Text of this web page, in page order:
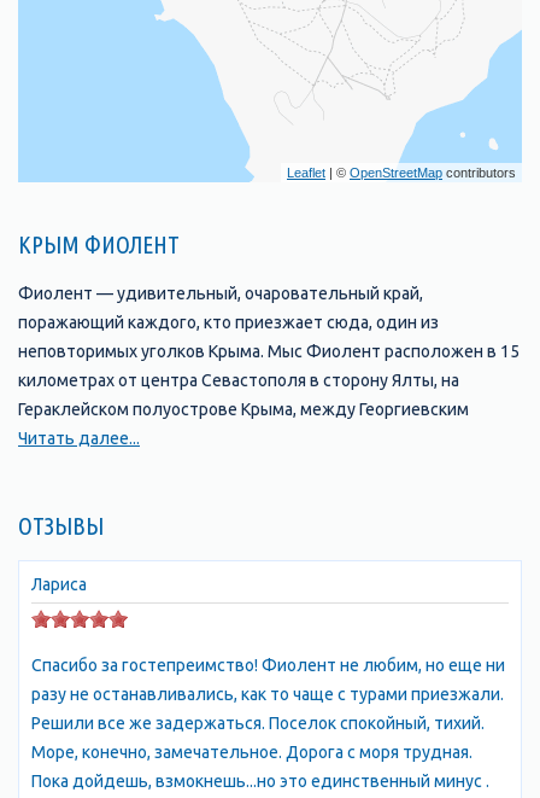
Leaflet | © OpenStreetMap contributors
КРЫМ ФИОЛЕНТ
Фиолент — удивительный, очаровательный край,
поражающий каждого, кто приезжает сюда, один из
неповторимых уголков Крыма. Мыс Фиолент расположен в 15
километрах от центра Севастополя в сторону Ялты, на
Гераклейском полуострове Крыма, между Георгиевским
монастырем, балкой Дианы и мысом Лермонтова. Древнее его
турецкого Фиолент (Феленк-Бурун) — Тигровый мыс, т. к. на
известняка и темного трахита, напоминающие расцветкой
тигровую шкуру. Отдых в Фиоленте окутан легендами и
посещавший Крым, считал своим долгом посетить святую
обитель — Георгиевский монастырь, основанный еще в 891
году. Здесь бывали Пушкин и Айвазовский, Александр I и
Николай II, князь Голицын и многие другие. Старинный
монастырь, оздоравливающий 800-ступенчатыйспуск к
Читать далее...
ОТЗЫВЫ
Лариса
Спасибо за гостепреимство! Фиолент не любим, но еще ни
разу не останавливались, как то чаще с турами приезжали.
Решили все же задержаться. Поселок спокойный, тихий.
Море, конечно, замечательное. Дорога с моря трудная.
Пока дойдешь, взмокнешь...но это единственный минус .